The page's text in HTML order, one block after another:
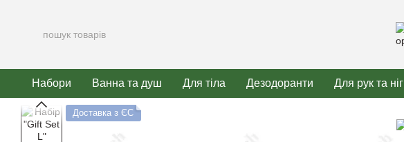
Набори Ванна та душ Для тіла Дезодоранти Для рук та ніг
Доставка з ЄС